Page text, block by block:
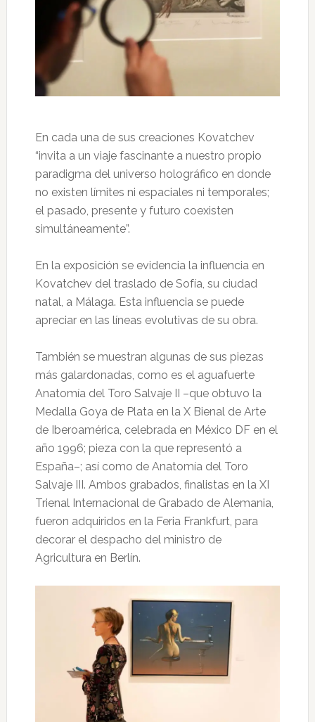
En cada una de sus creaciones Kovatchev
“invita a un viaje fascinante a nuestro propio
paradigma del universo holográfico en donde
no existen límites ni espaciales ni temporales;
el pasado, presente y futuro coexisten
simultáneamente”.
En la exposición se evidencia la influencia en
Kovatchev del traslado de Sofía, su ciudad
natal, a Málaga. Esta influencia se puede
apreciar en las líneas evolutivas de su obra.
También se muestran algunas de sus piezas
más galardonadas, como es el aguafuerte
Anatomía del Toro Salvaje II –que obtuvo la
Medalla Goya de Plata en la X Bienal de Arte
de Iberoamérica, celebrada en México DF en el
año 1996; pieza con la que representó a
España–; así como de Anatomía del Toro
Salvaje III. Ambos grabados, finalistas en la XI
Trienal Internacional de Grabado de Alemania,
fueron adquiridos en la Feria Frankfurt, para
decorar el despacho del ministro de
Agricultura en Berlín.